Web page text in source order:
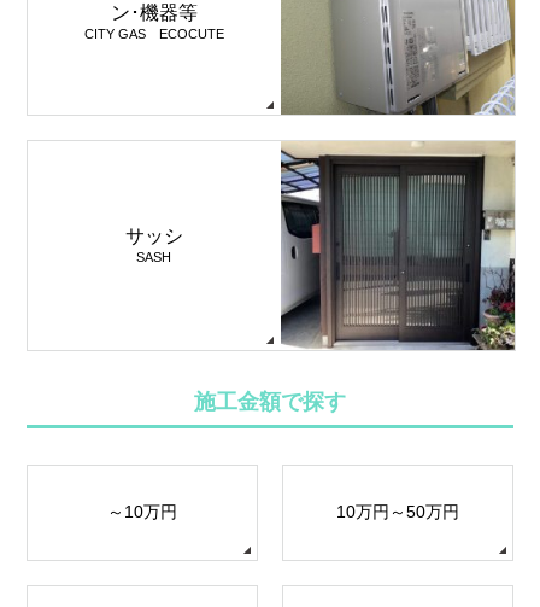
ン･機器等
CITY GAS ECOCUTE
サッシ
SASH
施工金額で探す
～10万円 10万円～50万円